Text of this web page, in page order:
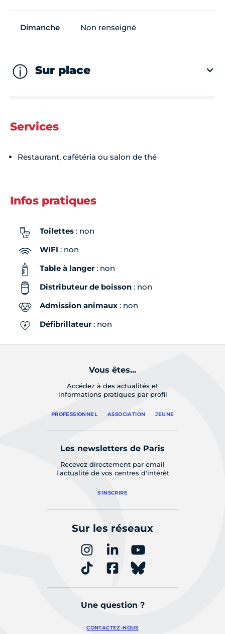
Dimanche Non renseigné
Sur place
Services
Restaurant, cafétéria ou salon de thé
Infos pratiques
Toilettes : non
WIFI : non
Table à langer: non
Distributeur de boisson : non
Admission animaux : non
Défibrillateur: non
Vous êtes...
Accédez à des actualités et
informations pratiques par profil
PROFESSIONNEL ASSOCIATION JEUNE
Les newsletters de Paris
Recevez directement par email
l'actualité de vos centres d'intérêt
S'INSCRIRE
Sur les réseaux
Une question ?
CONTACTEZ-NOUS